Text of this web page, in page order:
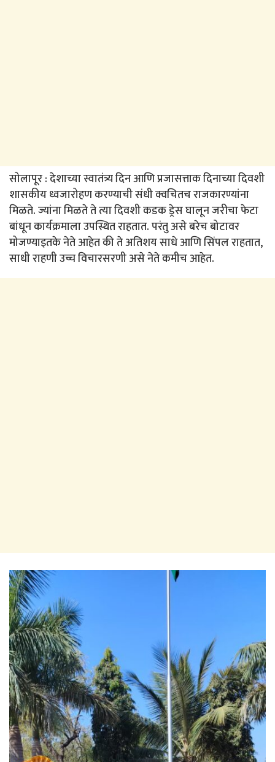
सोलापूर : देशाच्या स्वातंत्र्य दिन आणि प्रजासत्ताक दिनाच्या दिवशी
शासकीय ध्वजारोहण करण्याची संधी क्वचितच राजकारण्यांना
मिळते. ज्यांना मिळते ते त्या दिवशी कडक ड्रेस घालून जरीचा फेटा
बांधून कार्यक्रमाला उपस्थित राहतात. परंतु असे बरेच बोटावर
मोजण्याइतके नेते आहेत की ते अतिशय साधे आणि सिंपल राहतात,
साधी राहणी उच्च विचारसरणी असे नेते कमीच आहेत.